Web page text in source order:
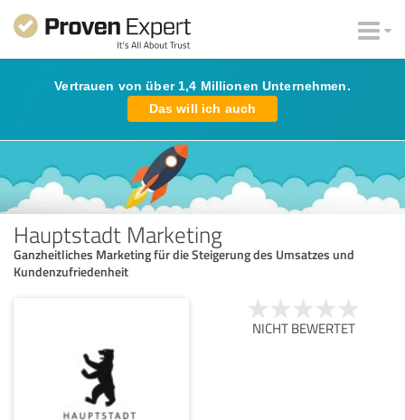
Vertrauen von über 1,4 Millionen Unternehmen.
Das will ich auch
Hauptstadt Marketing
Ganzheitliches Marketing für die Steigerung des Umsatzes und
Kundenzufriedenheit
NICHT BEWERTET